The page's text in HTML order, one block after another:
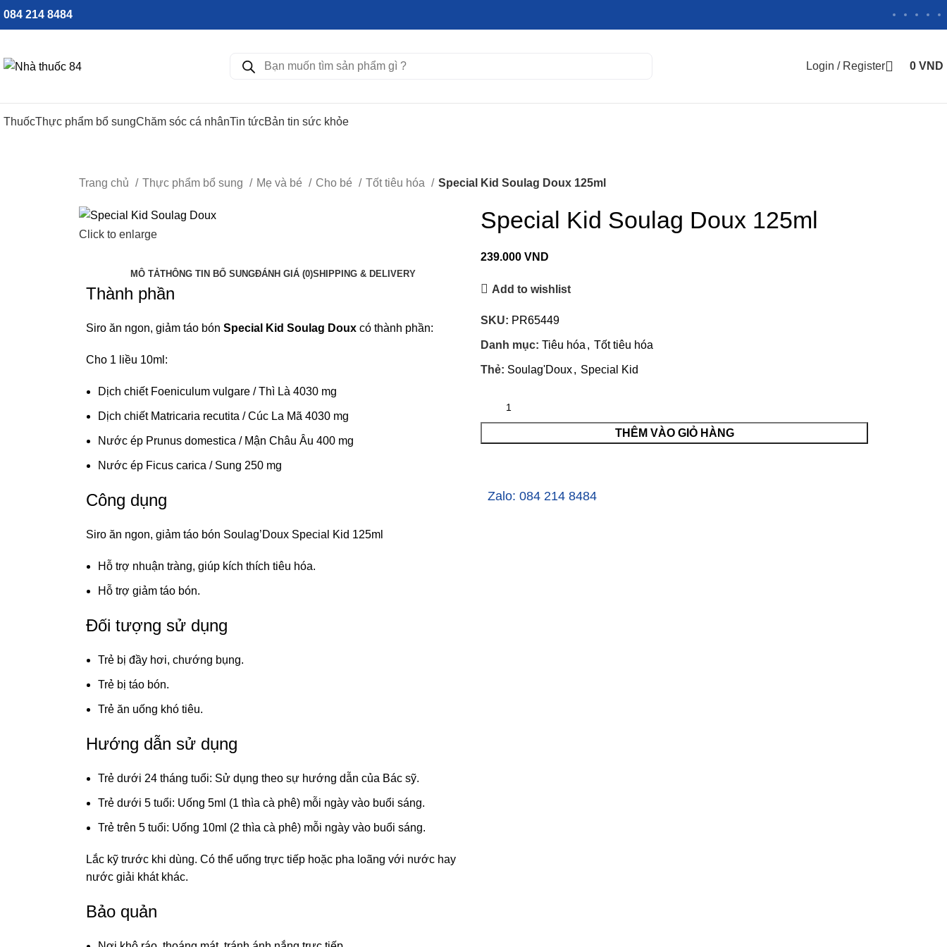
084 214 8484
Login / Register 0 VND
ThuốcThực phẩm bổ sungChăm sóc cá nhânTin tứcBản tin sức khỏe
Trang chủ Thực phẩm bổ sung Mẹ và bé Cho bé Tốt tiêu hóa Special Kid Soulag Doux 125ml
Click to enlarge
MÔ TẢTHÔNG TIN BỔ SUNGĐÁNH GIÁ (0)SHIPPING & DELIVERY
Thành phần
Siro ăn ngon, giảm táo bón Special Kid Soulag Doux có thành phần:
Cho 1 liều 10ml:
Dịch chiết Foeniculum vulgare / Thì Là 4030 mg
Dịch chiết Matricaria recutita / Cúc La Mã 4030 mg
Nước ép Prunus domestica / Mận Châu Âu 400 mg
Nước ép Ficus carica / Sung 250 mg
Công dụng
Siro ăn ngon, giảm táo bón Soulag’Doux Special Kid 125ml
Hỗ trợ nhuận tràng, giúp kích thích tiêu hóa.
Hỗ trợ giảm táo bón.
Đối tượng sử dụng
Trẻ bị đầy hơi, chướng bụng.
Trẻ bị táo bón.
Trẻ ăn uống khó tiêu.
Hướng dẫn sử dụng
Trẻ dưới 24 tháng tuổi: Sử dụng theo sự hướng dẫn của Bác sỹ.
Trẻ dưới 5 tuổi: Uống 5ml (1 thìa cà phê) mỗi ngày vào buổi sáng.
Trẻ trên 5 tuổi: Uống 10ml (2 thìa cà phê) mỗi ngày vào buổi sáng.
Lắc kỹ trước khi dùng. Có thể uống trực tiếp hoặc pha loãng với nước hay
nước giải khát khác.
Bảo quản
Special Kid Soulag Doux 125ml
239.000 VND
Add to wishlist
SKU: PR65449
Danh mục: Tiêu hóa , Tốt tiêu hóa
Thẻ: Soulag'Doux, Special Kid
THÊM VÀO GIỎ HÀNG
Zalo: 084 214 8484